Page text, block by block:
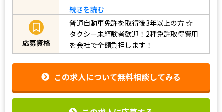
続きを読む
応募資格
普通自動車免許を取得後3年以上の方☆
タクシー未経験者歓迎！2種免許取得費用
を会社で全額負担します！
この求人について無料相談してみる